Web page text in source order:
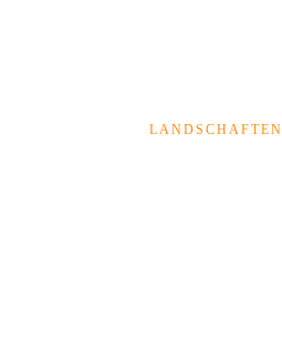
LANDSCHAFTEN